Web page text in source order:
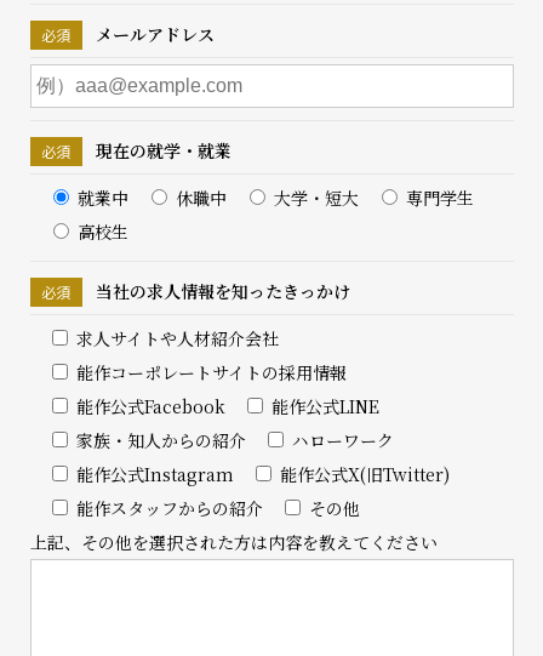
メールアドレス
現在の就学・就業
就業中
休職中 大学・短大
専門学生
高校生
当社の求人情報を知ったきっかけ
求人サイトや人材紹介会社
能作コーポレートサイトの採用情報
能作公式Facebook
能作公式LINE
家族・知人からの紹介
ハローワーク
能作公式Instagram
能作公式X(旧Twitter)
能作スタッフからの紹介
その他
上記、その他を選択された方は内容を教えてください